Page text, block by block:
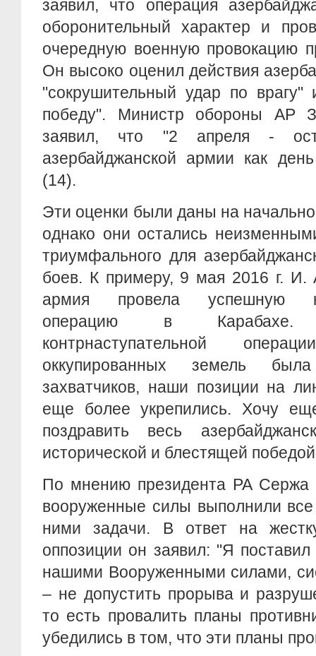
заявил, что операция
оборонительный характер и
очередную военную провокацию
Он высоко оценил действия
"сокрушительный удар по
победу". Министр обороны АР
заявил, что "2 апреля -
азербайджанской армии как
(14).
Эти оценки были даны на
однако они остались
триумфального для
боев. К примеру, 9 мая 2016 г. И.
армия провела успешную
операцию в Карабахе.
контрнаступательной
оккупированных земель
захватчиков, наши позиции на
еще более укрепились. Хочу
поздравить весь
исторической и блестящей
По мнению президента РА Сержа
вооруженные силы выполнили
ними задачи. В ответ на
оппозиции он заявил: "Я
нашими Вооруженными силами,
– не допустить прорыва и
то есть провалить планы
убедились в том, что эти планы